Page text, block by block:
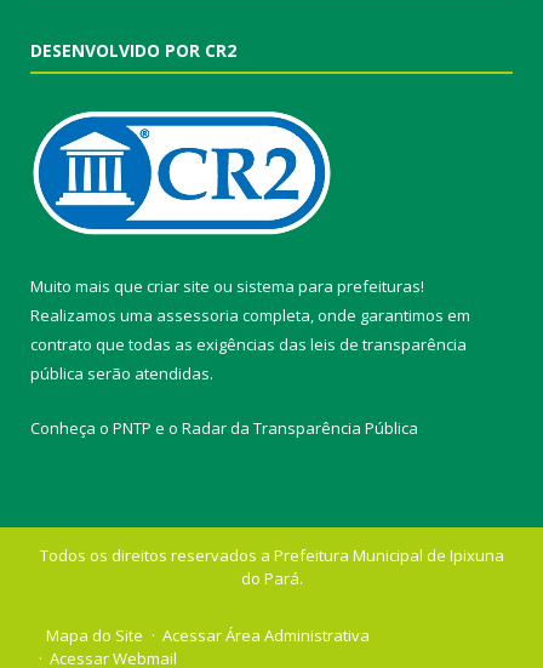
DESENVOLVIDO POR CR2
Muito mais que criar site ou sistema para prefeituras!
Realizamos uma assessoria completa, onde garantimos em
contrato que todas as exigências das leis de transparência
pública serão atendidas.
Conheça o PNTP e o Radar da Transparência Pública
Todos os direitos reservados a Prefeitura Municipal de Ipixuna
do Pará.
Mapa do Site
Acessar Área Administrativa
Acessar Webmail